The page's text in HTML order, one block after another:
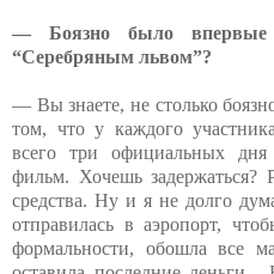
— Боязно было впервые
“Серебряным львом”?
— Вы знаете, не столько
том, что у каждого
всего три официальных
фильм. Хочешь задержаться?
средства. Ну и я не долго
отправилась в аэропорт,
формальности, обошла все